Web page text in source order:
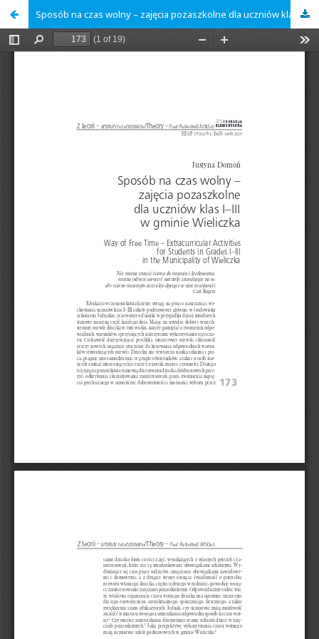
Sposób na czas wolny – zajęcia pozaszkolne dla uczniów klas I–III w gminie Wieliczka